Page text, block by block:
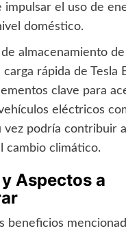
impulsar el uso de
doméstico.
de almacenamiento
rápida de Tesla
clave para
eléctricos
vez podría contribuir
cambio climático.
Aspectos a
beneficios